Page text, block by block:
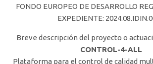
FONDO EUROPEO DE DESARROLLO
EXPEDIENTE:
Breve descripción del proyecto o
CONTROL-4-ALL
Plataforma para el control de calidad